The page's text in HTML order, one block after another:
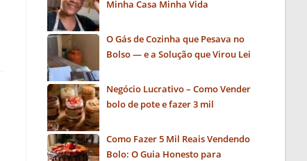
Minha Casa Minha Vida
O Gás de Cozinha que Pesava no
Bolso — e a Solução que Virou Lei
Negócio Lucrativo – Como Vender
bolo de pote e fazer 3 mil
Como Fazer 5 Mil Reais Vendendo
Bolo: O Guia Honesto para